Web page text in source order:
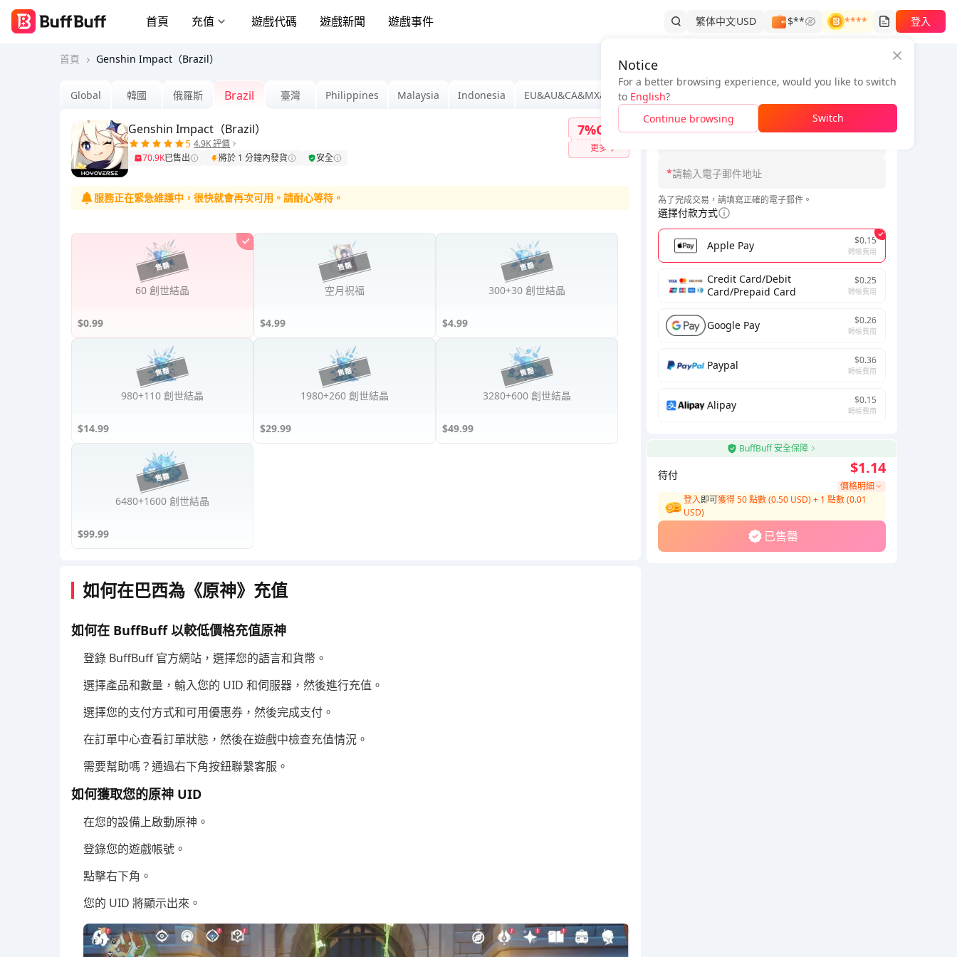
首頁 充值 遊戲代碼 遊戲新聞 遊戲事件 繁体中文USD $** **** 登入
首頁 Genshin Impact（Brazil）
訂單資訊
*
*
為了完成交易，請填寫正確的電子郵件。
選擇付款方式
Apple Pay $0.15
轉帳費用
Credit Card/Debit
Card/Prepaid Card
$0.25
轉帳費用
Google Pay $0.26
轉帳費用
Paypal $0.36
轉帳費用
Alipay $0.15
轉帳費用
BuffBuff 安全保障
待付
價格明細
$1.14
登入即可獲得 50 點數 (0.50 USD)+ 1 點數 (0.01
USD)
已售罄
Global 韓國 俄羅斯 Brazil 臺灣 Philippines Malaysia Indonesia EU&AU&CA&MX&IN 泰國
Genshin Impact（Brazil）
5 4.9K 評價
70.9K已售出 將於 1 分鐘內發貨 安全
7%OFF
更多
服務正在緊急維護中，很快就會再次可用。請耐心等待。
60 創世結晶
$0.99
空月祝福
$4.99
300+30 創世結晶
$4.99
980+110 創世結晶
$14.99
1980+260 創世結晶
$29.99
3280+600 創世結晶
$49.99
6480+1600 創世結晶
$99.99
如何在巴西為《原神》充值
如何在 BuffBuff 以較低價格充值原神
登錄 BuffBuff 官方網站，選擇您的語言和貨幣。
選擇產品和數量，輸入您的 UID 和伺服器，然後進行充值。
選擇您的支付方式和可用優惠券，然後完成支付。
在訂單中心查看訂單狀態，然後在遊戲中檢查充值情況。
需要幫助嗎？通過右下角按鈕聯繫客服。
如何獲取您的原神 UID
在您的設備上啟動原神。
登錄您的遊戲帳號。
點擊右下角。
您的 UID 將顯示出來。
Notice
For a better browsing experience, would you like to switch
to English?
Continue browsing
Switch